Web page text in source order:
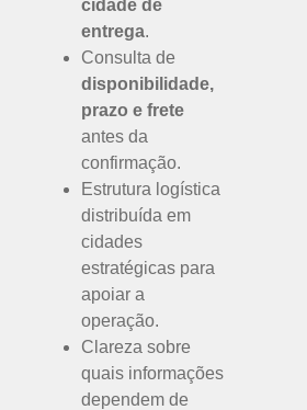
cidade de
entrega.
Consulta de
disponibilidade,
prazo e frete
antes da
confirmação.
Estrutura logística
distribuída em
cidades
estratégicas para
apoiar a
operação.
Clareza sobre
quais informações
dependem de